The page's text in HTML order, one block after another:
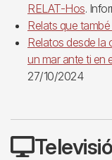
RELAT-Hos.
Relats que
Relatos desde la
un mar ante ti en
27/10/2024
Televisió